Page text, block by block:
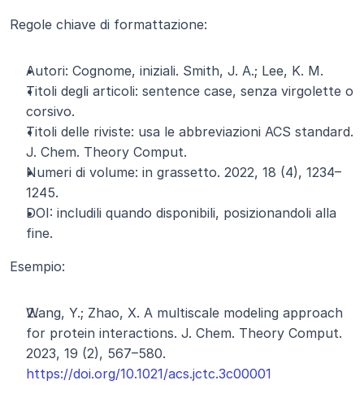
Regole chiave di formattazione:
Autori: Cognome, iniziali. Smith, J. A.; Lee, K. M.
Titoli degli articoli: sentence case, senza virgolette o
corsivo.
Titoli delle riviste: usa le abbreviazioni ACS standard.
J. Chem. Theory Comput.
Numeri di volume: in grassetto. 2022, 18 (4), 1234–
1245.
DOI: includili quando disponibili, posizionandoli alla
fine.
Esempio:
Wang, Y.; Zhao, X. A multiscale modeling approach
for protein interactions. J. Chem. Theory Comput.
https://doi.org/10.1021/acs.jctc.3c00001